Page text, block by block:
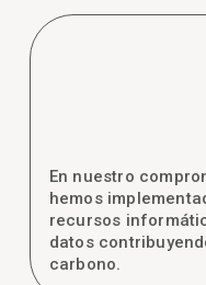
En nuestro
hemos
recursos
datos
carbono.